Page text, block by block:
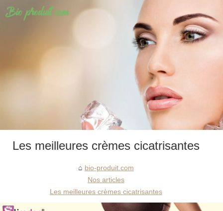
Les meilleures crèmes cicatrisantes
bio-produit.com
Nos articles
Les meilleures crèmes cicatrisantes